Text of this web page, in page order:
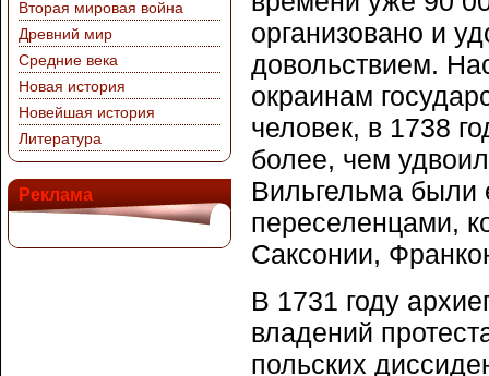
Вторая мировая война
Древний мир
Средние века
Новая история
Новейшая история
Литература
Реклама
организовано и
довольствием.
окраинам
человек, в 1738
более, чем
Вильгельма были
переселенцами,
Саксонии,
В 1731 году
владений
польских